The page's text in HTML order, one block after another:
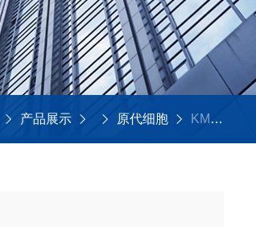
产品展示 原代细胞 KMCC-002-064大鼠输尿管平滑肌细胞